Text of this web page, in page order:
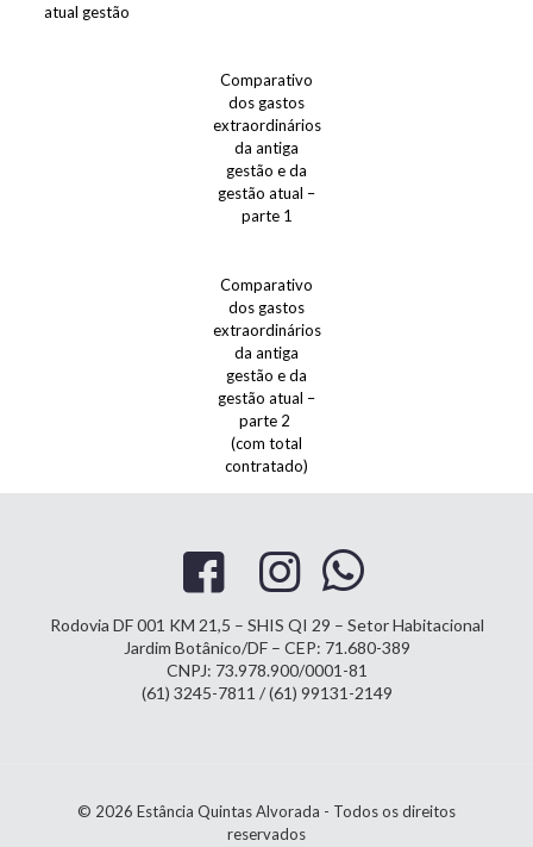
atual gestão
Comparativo
dos gastos
extraordinários
da antiga
gestão e da
gestão atual –
parte 1
Comparativo
dos gastos
extraordinários
da antiga
gestão e da
gestão atual –
parte 2
(com total
contratado)
Rodovia DF 001 KM 21,5 – SHIS QI 29 – Setor Habitacional
Jardim Botânico/DF – CEP: 71.680-389
CNPJ: 73.978.900/0001-81
(61) 3245-7811 / (61) 99131-2149
© 2026 Estância Quintas Alvorada - Todos os direitos
reservados